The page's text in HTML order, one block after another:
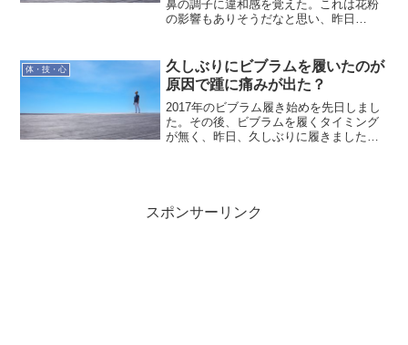
鼻の調子に違和感を覚えた。これは花粉
の影響もありそうだなと思い、昨日
す。今年は昨年の1.5倍の花粉飛散量だそ
うです。花粉...
体・技・心
久しぶりにビブラムを履いたのが
原因で踵に痛みが出た？
2017年のビブラム履き始めを先日しまし
た。その後、ビブラムを履くタイミング
が無く、昨日、久しぶりに履きました。
スポンサーリンク